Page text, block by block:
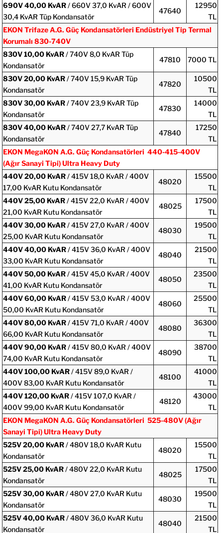
690V 40,00 KvAR/ 660V 37,0 KvAR / 600V
30,4 KvAR Tüp Kondansatör
47640
12950
TL
EKON Trifaze A.G. Güç Kondansatörleri Endüstriyel Tip Termal
Korumalı 830-740V
830V 10,00 KvAR/ 740V 8,0 KvAR Tüp
Kondansatör
47810 7000 TL
830V 20,00 KvAR/ 740V 15,9 KvAR Tüp
Kondansatör
47820
10500
TL
830V 30,00 KvAR/ 740V 23,9 KvAR Tüp
Kondansatör
47830
14000
TL
830V 40,00 KvAR/ 740V 27,7 KvAR Tüp
Kondansatör
47840
17250
TL
EKON MegaKON A.G. Güç Kondansatörleri 440-415-400V
(Ağır Sanayi Tipi) Ultra Heavy Duty
440V 20,00 KvAR/ 415V 18,0 KvAR / 400V
17,00 KvAR Kutu Kondansatör
48020
15500
TL
440V 25,00 KvAR/ 415V 22,0 KvAR / 400V
21,00 KvAR Kutu Kondansatör
48025
17500
TL
440V 30,00 KvAR/ 415V 27,0 KvAR / 400V
25,00 KvAR Kutu Kondansatör
48030
19500
TL
440V 40,00 KvAR/ 415V 36,0 KvAR / 400V
33,00 KvAR Kutu Kondansatör
48040
21500
TL
440V 50,00 KvAR/ 415V 45,0 KvAR / 400V
41,00 KvAR Kutu Kondansatör
48050
23500
TL
440V 60,00 KvAR/ 415V 53,0 KvAR / 400V
50,00 KvAR Kutu Kondansatör
48060
25500
TL
440V 80,00 KvAR/ 415V 71,0 KvAR / 400V
66,00 KvAR Kutu Kondansatör
48080
36300
TL
440V 90,00 KvAR/ 415V 80,0 KvAR / 400V
74,00 KvAR Kutu Kondansatör
48090
38700
TL
440V 100,00 KvAR/ 415V 89,0 KvAR /
400V 83,00 KvAR Kutu Kondansatör
48100
41000
TL
440V 120,00 KvAR/ 415V 107,0 KvAR /
400V 99,00 KvAR Kutu Kondansatör
48120
43000
TL
EKON MegaKON A.G. Güç Kondansatörleri 525-480V (Ağır
Sanayi Tipi) Ultra Heavy Duty
525V 20,00 KvAR/ 480V 18,0 KvAR Kutu
Kondansatör
48020
15500
TL
525V 25,00 KvAR/ 480V 22,0 KvAR Kutu
Kondansatör
48025
17500
TL
525V 30,00 KvAR/ 480V 27,0 KvAR Kutu
Kondansatör
48030
19500
TL
525V 40,00 KvAR/ 480V 36,0 KvAR Kutu
Kondansatör
48040
21500
TL